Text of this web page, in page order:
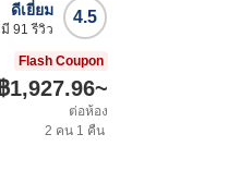
4.5
ดีเยี่ยม
มี 91 รีวิว
Flash Coupon
฿1,927.96~
ต่อห้อง
2 คน 1 คืน